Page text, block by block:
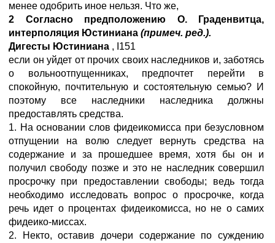
менее одобрить иное нельзя. Что же,
2 Согласно предположению О. Граденвитца,
интерполяция Юстиниана (примеч. ред.).
Дигесты Юстиниана , 151
если он уйдет от прочих своих наследников и, заботясь
о вольноотпущенниках, предпочтет перейти в
спокойную, почтительную и состоятельную семью? И
поэтому все наследники наследника должны
предоставлять средства.
1. На основании слов фидеикомисса при безусловном
отпущении на волю следует вернуть средства на
содержание и за прошедшее время, хотя бы он и
получил свободу позже и это не наследник совершил
просрочку при предоставлении свободы; ведь тогда
необходимо исследовать вопрос о просрочке, когда
речь идет о процентах фидеикомисса, но не о самих
фидеико-миссах.
2. Некто, оставив дочери содержание по суждению